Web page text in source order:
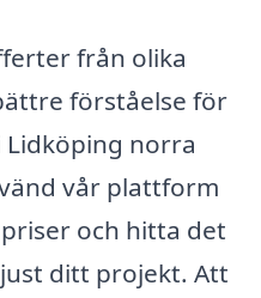
från olika
förståelse för
norra
vår plattform
och hitta det
ditt projekt. Att